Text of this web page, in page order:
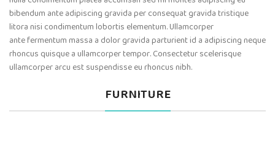
bibendum ante adipiscing gravida per consequat gravida tristique
litora nisi condimentum lobortis elementum. Ullamcorper
ante fermentum massa a dolor gravida parturient id a adipiscing neque
rhoncus quisque a ullamcorper tempor. Consectetur scelerisque
ullamcorper arcu est suspendisse eu rhoncus nibh.
FURNITURE